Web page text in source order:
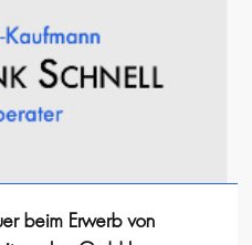
beim Erwerb von